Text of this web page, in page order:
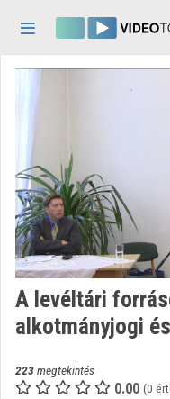
Felfedezés
Kategóriák
Lejátszási listák
Intézmények
Közreműködők
A levéltári
alkotmányjogi
223megtekintés
0.00 (0